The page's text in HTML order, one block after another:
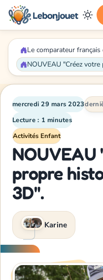
Le comparateur
NOUVEAU "Créez
mercredi 29 mars 2023
Lecture : 1 minutes
Activités Enfant
NOUVEAU
propre
3D".
Karine